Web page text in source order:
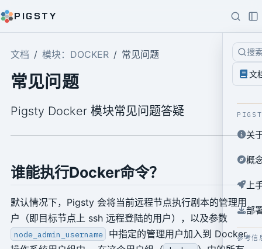
PIGSTY
搜
文
关
概
上
部
参考信
文档 模块：DOCKER 常见问题
常见问题
Pigsty Docker 模块常见问题答疑
谁能执行Docker命令？
默认情况下，Pigsty 会将当前远程节点执行剧本的管理用
户（即目标节点上 ssh 远程登陆的用户），以及参数
node_admin_username
中指定的管理用户加入到 Docker